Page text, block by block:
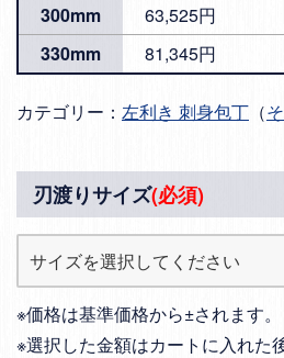
300mm
63,525円
330mm
81,345円
カテゴリー： 左利き 刺身包丁 （
刃渡りサイズ(必須)
※価格は基準価格から±されます。
※選択した金額はカートに入れた